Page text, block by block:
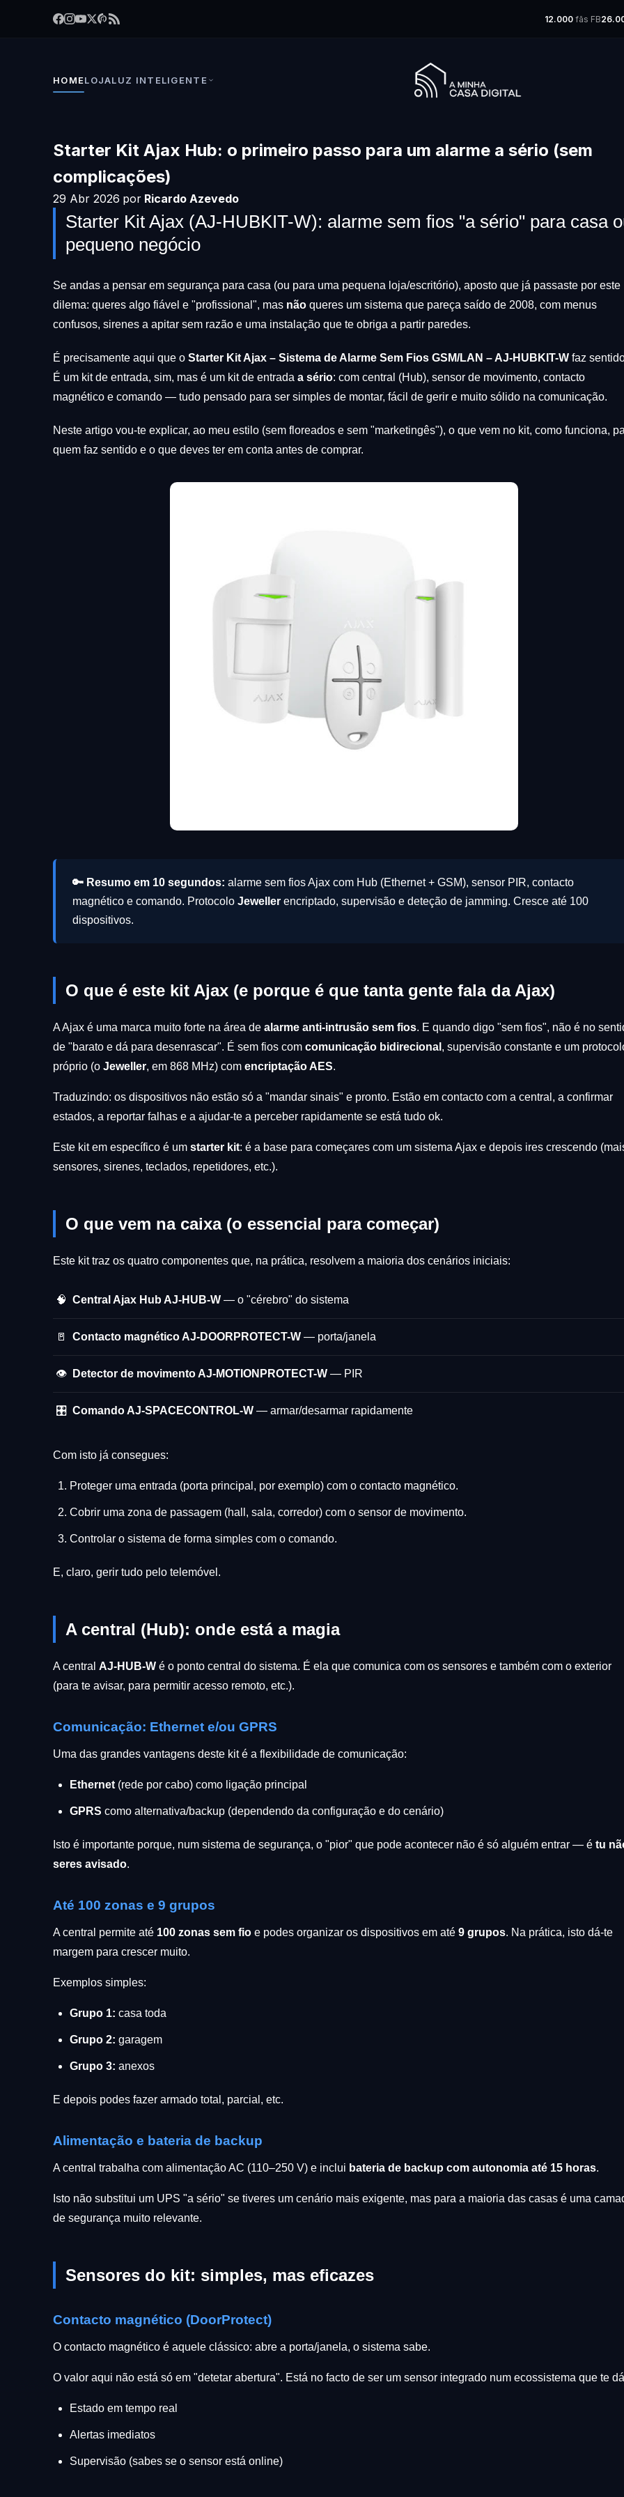
12.000 fãs FB
HOMELOJALUZ INTELIGENTE
Starter Kit Ajax Hub: o primeiro passo para um alarme a sério (sem
complicações)
29 Abr 2026 por Ricardo Azevedo
Starter Kit Ajax (AJ-HUBKIT-W): alarme sem fios "a sério" para casa
pequeno negócio
Se andas a pensar em segurança para casa (ou para uma pequena loja/escritório), aposto que já passaste por este
dilema: queres algo fiável e "profissional", mas não queres um sistema que pareça saído de 2008, com menus
confusos, sirenes a apitar sem razão e uma instalação que te obriga a partir paredes.
É precisamente aqui que o Starter Kit Ajax – Sistema de Alarme Sem Fios GSM/LAN – AJ-HUBKIT-W faz
É um kit de entrada, sim, mas é um kit de entrada a sério: com central (Hub), sensor de movimento, contacto
magnético e comando — tudo pensado para ser simples de montar, fácil de gerir e muito sólido na comunicação.
Neste artigo vou-te explicar, ao meu estilo (sem floreados e sem "marketingês"), o que vem no kit, como funciona,
quem faz sentido e o que deves ter em conta antes de comprar.
🔑 Resumo em 10 segundos: alarme sem fios Ajax com Hub (Ethernet + GSM), sensor PIR, contacto
magnético e comando. Protocolo Jeweller encriptado, supervisão e deteção de jamming. Cresce até 100
dispositivos.
O que é este kit Ajax (e porque é que tanta gente fala da Ajax)
A Ajax é uma marca muito forte na área de alarme anti-intrusão sem fios. E quando digo "sem fios", não é no
de "barato e dá para desenrascar". É sem fios com comunicação bidirecional , supervisão constante e um
próprio (o Jeweller, em 868 MHz) com encriptação AES.
Traduzindo: os dispositivos não estão só a "mandar sinais" e pronto. Estão em contacto com a central, a confirmar
estados, a reportar falhas e a ajudar-te a perceber rapidamente se está tudo ok.
Este kit em específico é um starter kit: é a base para começares com um sistema Ajax e depois ires crescendo
sensores, sirenes, teclados, repetidores, etc.).
O que vem na caixa (o essencial para começar)
Este kit traz os quatro componentes que, na prática, resolvem a maioria dos cenários iniciais:
🧠 Central Ajax Hub AJ-HUB-W — o "cérebro" do sistema
🚪 Contacto magnético AJ-DOORPROTECT-W — porta/janela
👁️ Detector de movimento AJ-MOTIONPROTECT-W — PIR
🎛️ Comando AJ-SPACECONTROL-W — armar/desarmar rapidamente
Com isto já consegues:
Proteger uma entrada (porta principal, por exemplo) com o contacto magnético.
Cobrir uma zona de passagem (hall, sala, corredor) com o sensor de movimento.
Controlar o sistema de forma simples com o comando.
E, claro, gerir tudo pelo telemóvel.
A central (Hub): onde está a magia
A central AJ-HUB-W é o ponto central do sistema. É ela que comunica com os sensores e também com o exterior
(para te avisar, para permitir acesso remoto, etc.).
Comunicação: Ethernet e/ou GPRS
Uma das grandes vantagens deste kit é a flexibilidade de comunicação:
Ethernet (rede por cabo) como ligação principal
GPRS como alternativa/backup (dependendo da configuração e do cenário)
Isto é importante porque, num sistema de segurança, o "pior" que pode acontecer não é só alguém entrar — é tu
seres avisado.
Até 100 zonas e 9 grupos
A central permite até 100 zonas sem fio e podes organizar os dispositivos em até 9 grupos. Na prática, isto dá-te
margem para crescer muito.
Exemplos simples:
Grupo 1: casa toda
Grupo 2: garagem
Grupo 3: anexos
E depois podes fazer armado total, parcial, etc.
Alimentação e bateria de backup
A central trabalha com alimentação AC (110–250 V) e inclui bateria de backup com autonomia até 15 horas.
Isto não substitui um UPS "a sério" se tiveres um cenário mais exigente, mas para a maioria das casas é uma
de segurança muito relevante.
Sensores do kit: simples, mas eficazes
Contacto magnético (DoorProtect)
O contacto magnético é aquele clássico: abre a porta/janela, o sistema sabe.
O valor aqui não está só em "detetar abertura". Está no facto de ser um sensor integrado num ecossistema que te
Estado em tempo real
Alertas imediatos
Supervisão (sabes se o sensor está online)